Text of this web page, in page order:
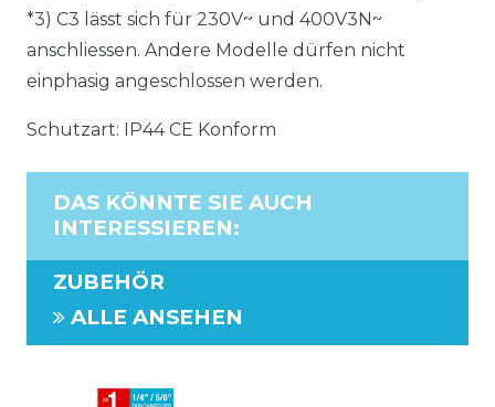
*3) C3 lässt sich für 230V~ und 400V3N~
anschliessen. Andere Modelle dürfen nicht
einphasig angeschlossen werden.
Schutzart: IP44 CE Konform
DAS KÖNNTE SIE AUCH
INTERESSIEREN:
ZUBEHÖR
ALLE ANSEHEN